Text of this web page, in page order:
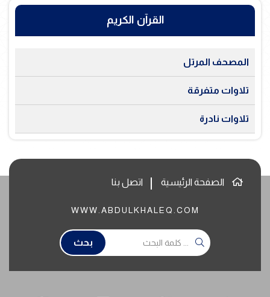
القرآن الكريم
المصحف المرتل
تلاوات متفرقة
تلاوات نادرة
الصفحة الرئيسية اتصل بنا
WWW.ABDULKHALEQ.COM
بحث